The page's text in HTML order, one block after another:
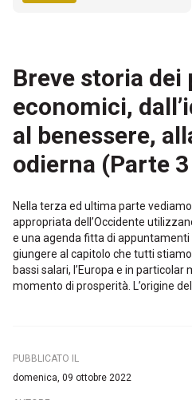
Breve storia dei
economici,
al benessere,
odierna (Parte
Nella terza ed ultima parte
appropriata dell’Occidente
e una agenda fitta di appuntamenti
giungere al capitolo che tutti
bassi salari, l’Europa e in particolar
momento di prosperità. L’origine
PUBBLICATO IL
domenica, 09 ottobre 2022